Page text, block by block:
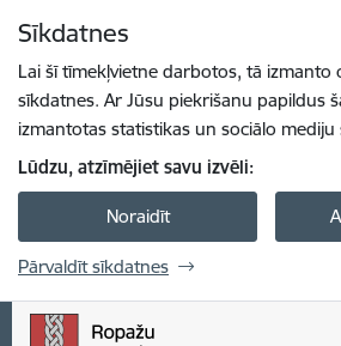
Sīkdatnes
Lai šī tīmekļvietne darbotos, tā izmanto
sīkdatnes. Ar Jūsu piekrišanu papildus
izmantotas statistikas un sociālo mediju
Lūdzu, atzīmējiet savu izvēli:
Noraidīt
Pārvaldīt sīkdatnes